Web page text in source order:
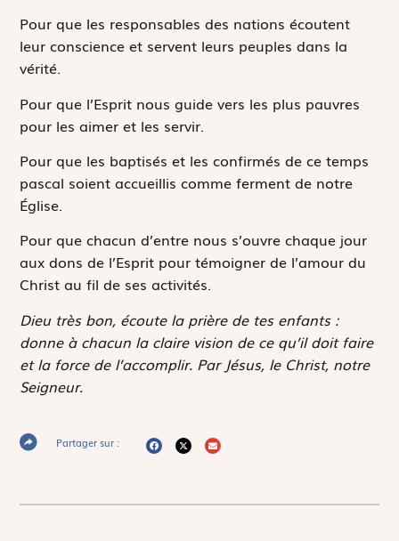
Pour que les responsables des nations écoutent
leur conscience et servent leurs peuples dans la
vérité.
Pour que l’Esprit nous guide vers les plus pauvres
pour les aimer et les servir.
Pour que les baptisés et les confirmés de ce temps
pascal soient accueillis comme ferment de notre
Église.
Pour que chacun d’entre nous s’ouvre chaque jour
aux dons de l’Esprit pour témoigner de l’amour du
Christ au fil de ses activités.
Dieu très bon, écoute la prière de tes enfants :
donne à chacun la claire vision de ce qu’il doit faire
et la force de l’accomplir. Par Jésus, le Christ, notre
Seigneur.
Partager sur :